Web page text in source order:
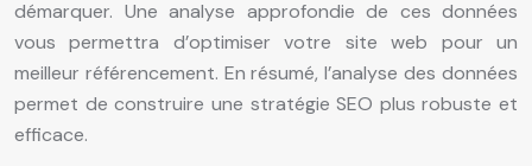
démarquer. Une analyse approfondie de ces données
vous permettra d’optimiser votre site web pour un
meilleur référencement. En résumé, l’analyse des données
permet de construire une stratégie SEO plus robuste et
efficace.